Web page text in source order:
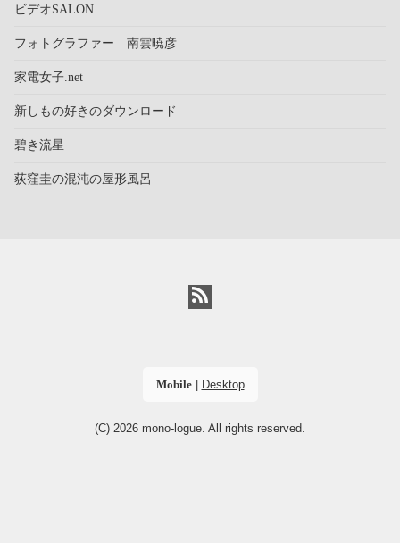
ビデオSALON
フォトグラファー 南雲暁彦
家電女子.net
新しもの好きのダウンロード
碧き流星
荻窪圭の混沌の屋形風呂
Mobile| Desktop
(C) 2026 mono-logue. All rights reserved.